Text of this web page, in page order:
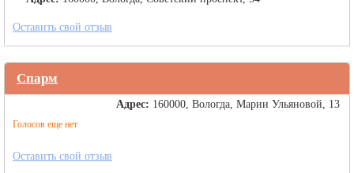
Оставить свой отзыв
Спарм
Голосов еще нет
Адрес: 160000, Вологда, Марии Ульяновой, 13
Оставить свой отзыв